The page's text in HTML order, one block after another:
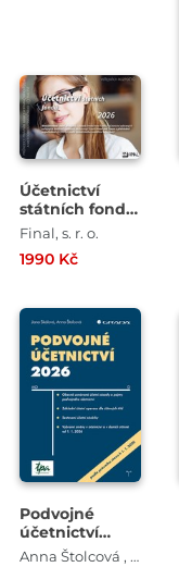
Účetnictví
státních fondů
2026
Final, s. r. o.
1990 Kč
Podvojné
účetnictví
2026
Anna Štolcová , Jana Skálová